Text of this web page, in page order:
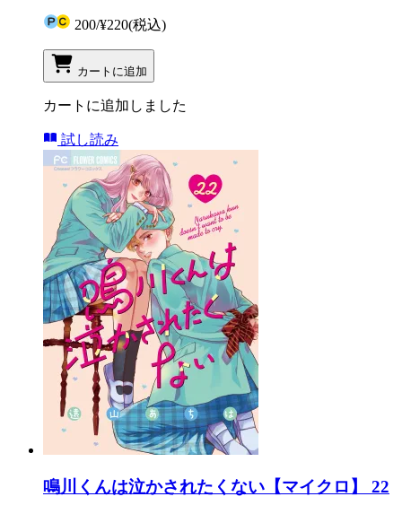
200/¥220(税込)
カートに追加
カートに追加しました
試し読み
鳴川くんは泣かされたくない【マイクロ】 22